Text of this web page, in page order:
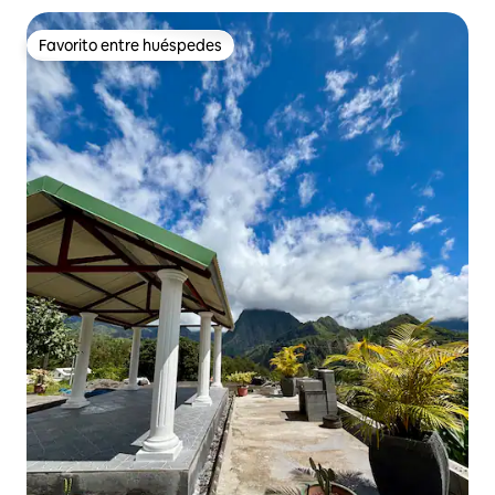
Favorito entre huéspedes
Favorito entre huéspedes